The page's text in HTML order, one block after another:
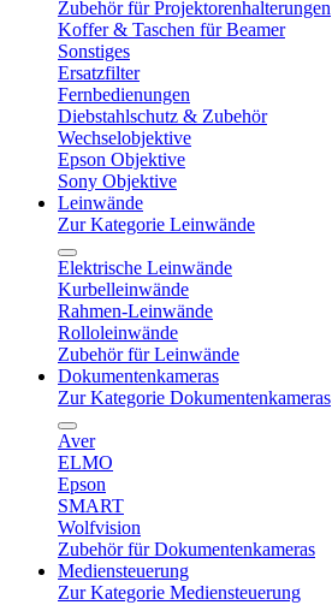
Zubehör für Projektorenhalterungen
Koffer & Taschen für Beamer
Sonstiges
Ersatzfilter
Fernbedienungen
Diebstahlschutz & Zubehör
Wechselobjektive
Epson Objektive
Sony Objektive
Leinwände
Zur Kategorie Leinwände
Elektrische Leinwände
Kurbelleinwände
Rahmen-Leinwände
Rolloleinwände
Zubehör für Leinwände
Dokumentenkameras
Zur Kategorie Dokumentenkameras
Aver
ELMO
Epson
SMART
Wolfvision
Zubehör für Dokumentenkameras
Mediensteuerung
Zur Kategorie Mediensteuerung